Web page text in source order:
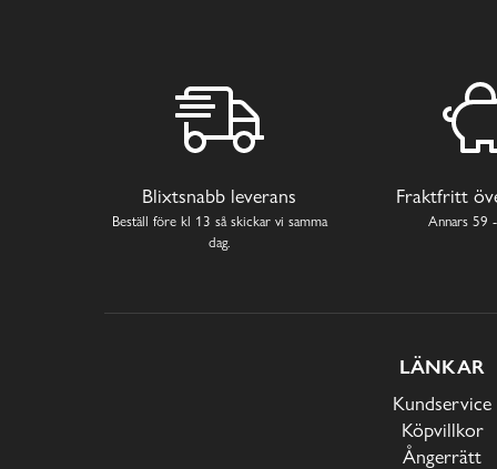
Blixtsnabb leverans
Beställ före kl 13 så skickar vi samma
dag.
Fraktfritt
Annars 59
LÄNKAR
Kundservice
Köpvillkor
Ångerrätt